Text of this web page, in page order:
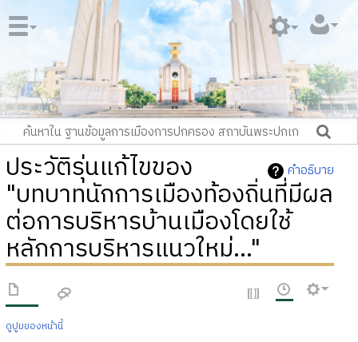
คำอธิบาย
ประวัติรุ่นแก้ไขของ
"บทบาทนักการเมืองท้องถิ่นที่มีผล
ต่อการบริหารบ้านเมืองโดยใช้
หลักการบริหารแนวใหม่..."
ดูปูมของหน้านี้